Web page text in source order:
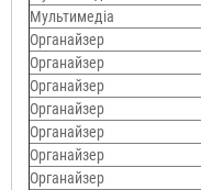
Мультимедіа
Органайзер
Органайзер
Органайзер
Органайзер
Органайзер
Органайзер
Органайзер